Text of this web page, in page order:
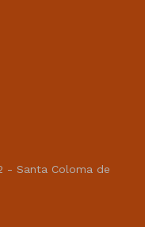
- Santa Coloma de